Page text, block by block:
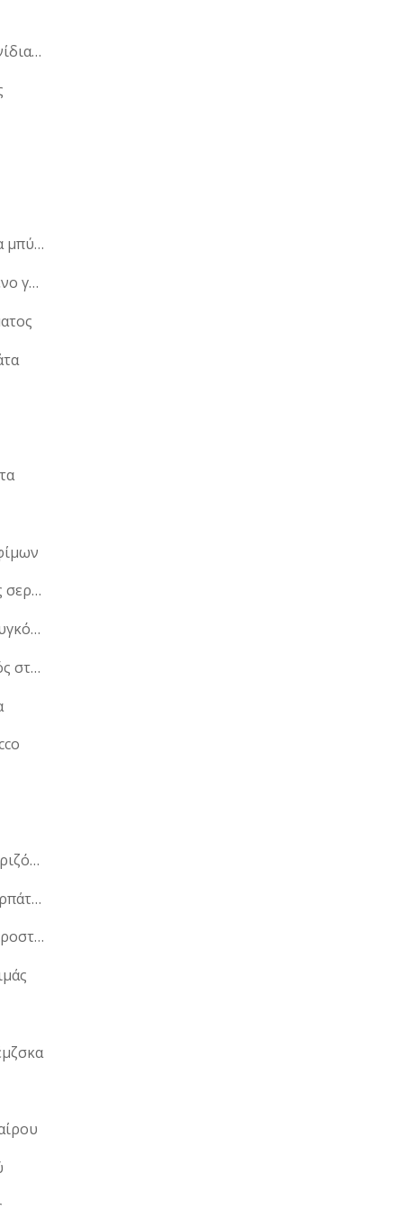
Μασητικά παιχνίδια για μωρά
Μη αλκοολούχα μπύρα
Μη παστεριωμένο γάλα
Μεταγεννητικές σερβιέτες
Μετατροπέας συγκόλλησης
Μετεωρολογικός σταθμός
Μοσχαρίσια μπριζόλα
Μοσχαρίσιο καρπάτσιο
Μοσχαρίσιο μπροστινό